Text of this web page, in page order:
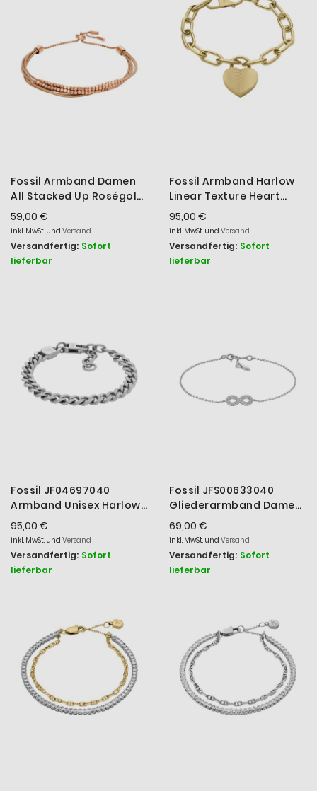
Fossil Armband Damen
All Stacked Up Roségold
Braun Leder JF04472791
59,00 €
inkl. MwSt. und Versand
Versandfertig: Sofort
lieferbar
Fossil Armband Harlow
Linear Texture Heart
Edelstahl Goldton
JF04658710
95,00 €
inkl. MwSt. und Versand
Versandfertig: Sofort
lieferbar
Fossil JF04697040
Armband Unisex Harlow
Linear Texture Chain
Edelstahl
95,00 €
inkl. MwSt. und Versand
Versandfertig: Sofort
lieferbar
Fossil JFS00633040
Gliederarmband Damen
Infinity Silber 16,5 cm
69,00 €
inkl. MwSt. und Versand
Versandfertig: Sofort
lieferbar